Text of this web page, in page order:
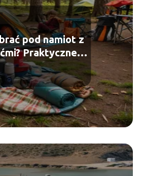
pod namiot z
Praktyczne
porady